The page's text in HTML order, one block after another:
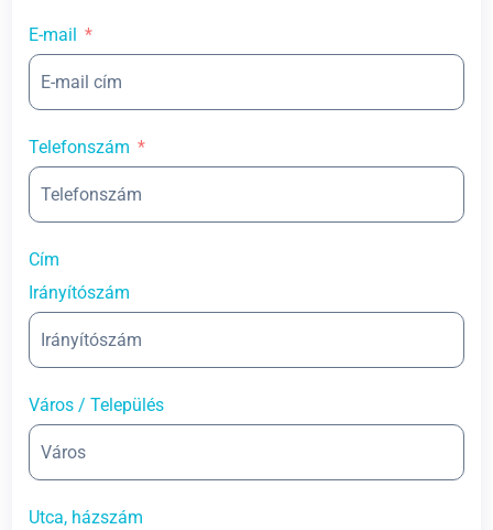
E-mail
Telefonszám
Cím
Irányítószám
Város / Település
Utca, házszám